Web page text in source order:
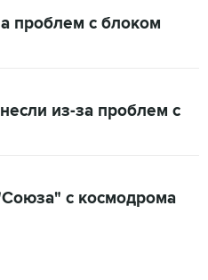
проблем с блоком
из-за проблем с
с космодрома